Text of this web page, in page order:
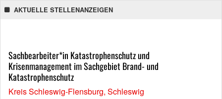
AKTUELLE STELLENANZEIGEN
Sachbearbeiter*in Katastrophenschutz und
Krisenmanagement im Sachgebiet Brand- und
Katastrophenschutz
Kreis Schleswig-Flensburg, Schleswig